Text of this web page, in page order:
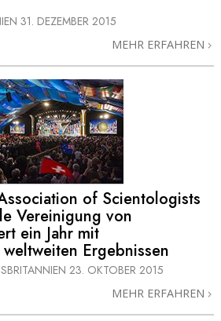
31. DEZEMBER 2015
MEHR ERFAHREN
of Scientologists
Vereinigung von
ein Jahr mit
Ergebnissen
23. OKTOBER 2015
MEHR ERFAHREN